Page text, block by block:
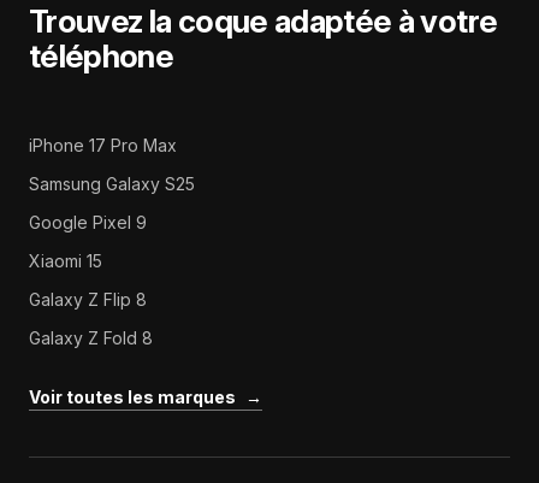
Trouvez la coque adaptée à votre
téléphone
iPhone 17 Pro Max
Samsung Galaxy S25
Google Pixel 9
Xiaomi 15
Galaxy Z Flip 8
Galaxy Z Fold 8
Voir toutes les marques →